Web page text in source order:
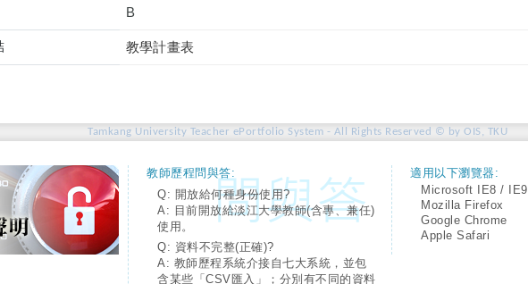
B
教學計畫表
Tamkang University Teacher ePortfolio System - All Rights Reserved © by OIS, TKU
教師歷程問與答:
Q: 開放給何種身份使用?
A: 目前開放給淡江大學教師(含專、兼任)
使用。
Q: 資料不完整(正確)?
A: 教師歷程系統介接自七大系統，並包
含某些「CSV匯入」；分別有不同的資料
適用以下瀏覽器:
Microsoft IE8 / IE9
Mozilla Firefox
Google Chrome
Apple Safari